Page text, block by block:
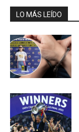
LO MÁS LEÍDO